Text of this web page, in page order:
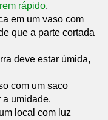
rápido.
em um vaso com
que a parte cortada
deve estar úmida,
com um saco
a umidade.
local com luz